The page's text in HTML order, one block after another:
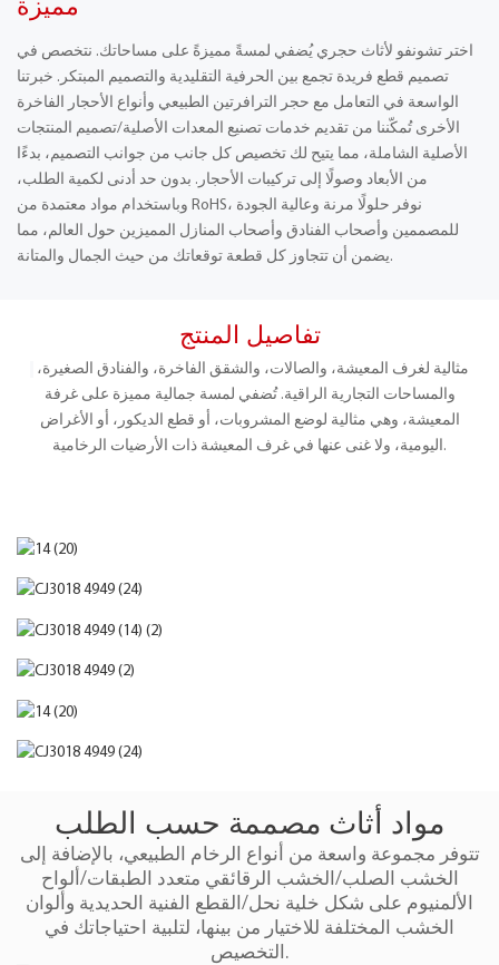
مميزة
اختر تشونفو لأثاث حجري يُضفي لمسةً مميزةً على مساحاتك. نتخصص في
تصميم قطع فريدة تجمع بين الحرفية التقليدية والتصميم المبتكر. خبرتنا
الواسعة في التعامل مع حجر الترافرتين الطبيعي وأنواع الأحجار الفاخرة
الأخرى تُمكّننا من تقديم خدمات تصنيع المعدات الأصلية/تصميم المنتجات
الأصلية الشاملة، مما يتيح لك تخصيص كل جانب من جوانب التصميم، بدءًا
من الأبعاد وصولًا إلى تركيبات الأحجار. بدون حد أدنى لكمية الطلب،
وباستخدام مواد معتمدة من RoHS، نوفر حلولًا مرنة وعالية الجودة
للمصممين وأصحاب الفنادق وأصحاب المنازل المميزين حول العالم، مما
يضمن أن تتجاوز كل قطعة توقعاتك من حيث الجمال والمتانة.
تفاصيل المنتج
والمساحات التجارية الراقية. تُضفي لمسة جمالية مميزة على غرفة
المعيشة، وهي مثالية لوضع المشروبات، أو قطع الديكور، أو الأغراض
اليومية، ولا غنى عنها في غرف المعيشة ذات الأرضيات الرخامية.
مواد أثاث مصممة حسب الطلب
تتوفر مجموعة واسعة من أنواع الرخام الطبيعي، بالإضافة إلى
الخشب الصلب/الخشب الرقائقي متعدد الطبقات/ألواح
الألمنيوم على شكل خلية نحل/القطع الفنية الحديدية وألوان
الخشب المختلفة للاختيار من بينها، لتلبية احتياجاتك في
التخصيص.